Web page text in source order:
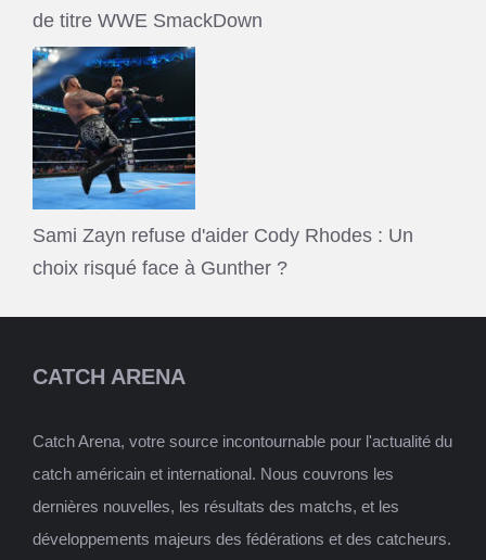
de titre WWE SmackDown
Sami Zayn refuse d'aider Cody Rhodes : Un
choix risqué face à Gunther ?
CATCH ARENA
Catch Arena, votre source incontournable pour l'actualité du
catch américain et international. Nous couvrons les
dernières nouvelles, les résultats des matchs, et les
développements majeurs des fédérations et des catcheurs.